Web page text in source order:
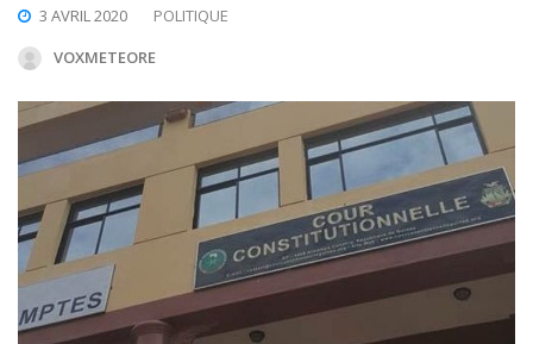
3 AVRIL 2020
POLITIQUE
VOXMETEORE